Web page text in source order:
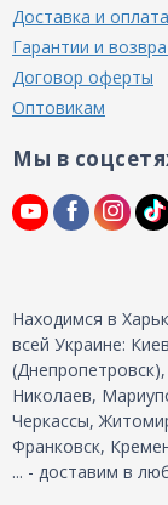
Доставка и оплата
Гарантии и
Договор оферты
Оптовикам
Мы в
Находимся в
всей Украине:
Николаев,
Черкассы,
Франковск,
... - доставим в